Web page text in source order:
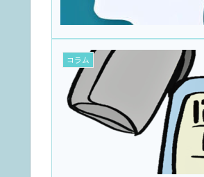
コラム